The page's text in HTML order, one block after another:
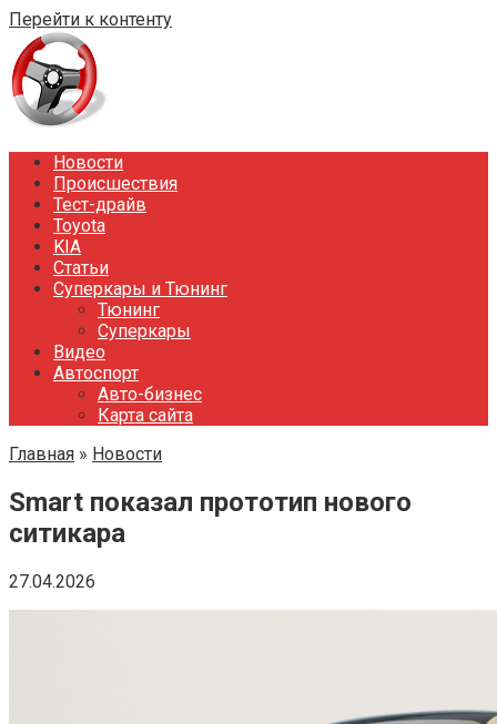
Перейти к контенту
Новости
Происшествия
Тест-драйв
Toyota
KIA
Статьи
Суперкары и Тюнинг
Тюнинг
Суперкары
Видео
Автоспорт
Авто-бизнес
Карта сайта
Главная » Новости
Smart показал прототип нового
ситикара
27.04.2026